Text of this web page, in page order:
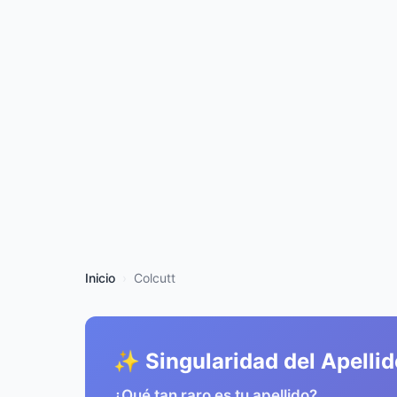
Inicio Colcutt
✨ Singularidad del